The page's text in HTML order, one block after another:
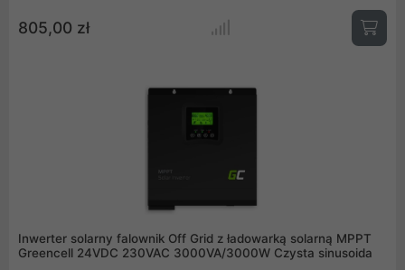
na przetworzenie energii pozyskanej z paneli solarnych na prąd
o odpowiednich parametrach potrzebnych do naładowania
805,00 zł
Inwerter solarny falownik Off Grid z ładowarką solarną MPPT
Greencell 24VDC 230VAC 3000VA/3000W Czysta sinusoida